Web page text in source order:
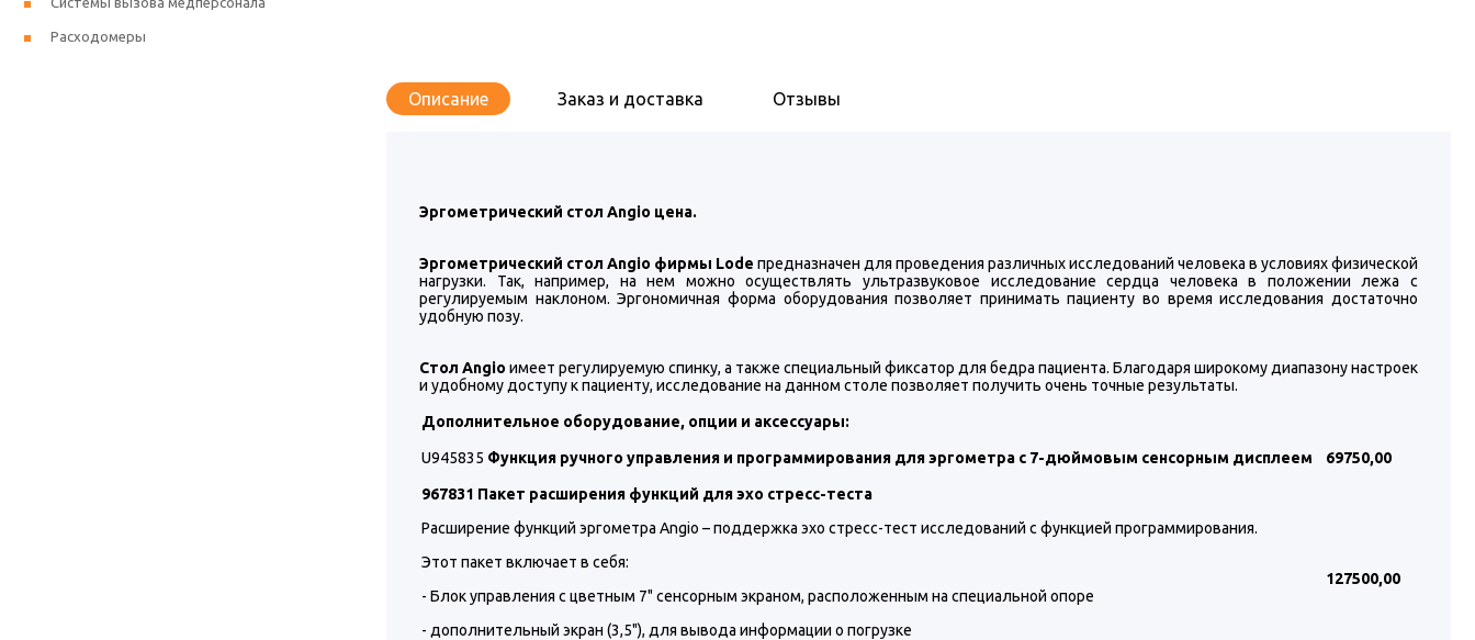
Описание Заказ и доставка Отзывы
Эргометрический стол Angio цена.
Эргометрический стол Angio фирмы Lode предназначен для проведения различных исследований человека в условиях физической
нагрузки. Так, например, на нем можно осуществлять ультразвуковое исследование сердца человека в положении лежа с
регулируемым наклоном. Эргономичная форма оборудования позволяет принимать пациенту во время исследования достаточно
удобную позу.
Стол Angio имеет регулируемую спинку, а также специальный фиксатор для бедра пациента. Благодаря широкому диапазону настроек
и удобному доступу к пациенту, исследование на данном столе позволяет получить очень точные результаты.
Дополнительное оборудование, опции и аксессуары:
U945835 Функция ручного управления и программирования для эргометра с 7-дюймовым сенсорным дисплеем 69750,00
967831 Пакет расширения функций для эхо стресс-теста
Расширение функций эргометра Angio – поддержка эхо стресс-тест исследований с функцией программирования.
Этот пакет включает в себя:
- Блок управления с цветным 7" сенсорным экраном, расположенным на специальной опоре
- дополнительный экран (3,5"), для вывода информации о погрузке
127500,00
Расходомеры